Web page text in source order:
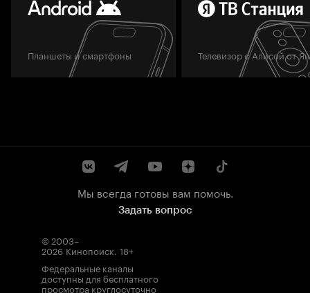
Планшеты и смартфоны Телевизор с Алисой от
Мы всегда готовы вам помочь.
Задать вопрос
© 2003–
2026 Кинопоиск. 18+
Федеральные каналы
доступны для бесплатного
просмотра круглосуточно